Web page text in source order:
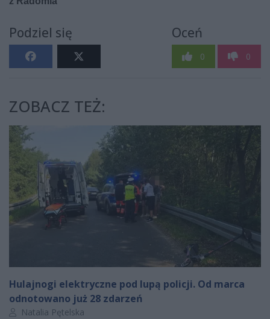
Podziel się Oceń
0 0
ZOBACZ TEŻ:
Hulajnogi elektryczne pod lupą policji. Od marca
odnotowano już 28 zdarzeń
Autor artykułu:
Natalia Pętelska